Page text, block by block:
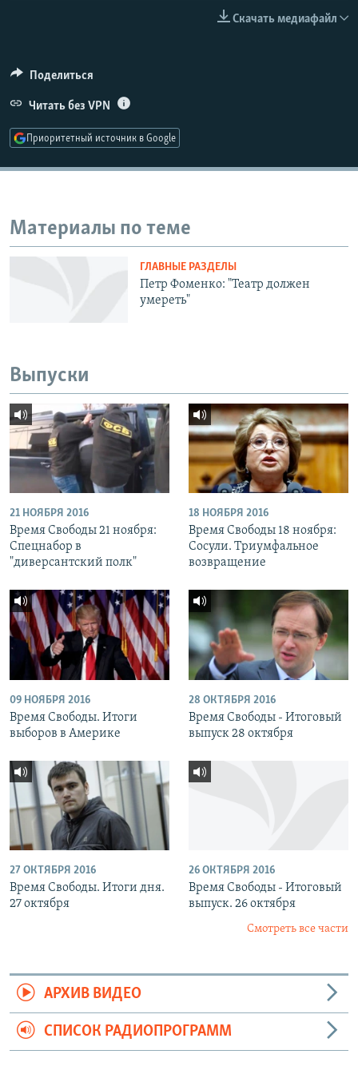
Скачать медиафайл
Поделиться
Читать без VPN
Приоритетный источник в Google
Материалы по теме
ГЛАВНЫЕ РАЗДЕЛЫ
Петр Фоменко: "Театр должен
умереть"
Выпуски
21 НОЯБРЯ 2016
Время Свободы 21 ноября:
Спецнабор в
"диверсантский полк"
18 НОЯБРЯ 2016
Время Свободы 18 ноября:
Сосули. Триумфальное
возвращение
09 НОЯБРЯ 2016
Время Свободы. Итоги
выборов в Америке
28 ОКТЯБРЯ 2016
Время Свободы - Итоговый
выпуск 28 октября
27 ОКТЯБРЯ 2016
Время Свободы. Итоги дня.
27 октября
26 ОКТЯБРЯ 2016
Время Свободы - Итоговый
выпуск. 26 октября
Смотреть все части
АРХИВ ВИДЕО
СПИСОК РАДИОПРОГРАММ